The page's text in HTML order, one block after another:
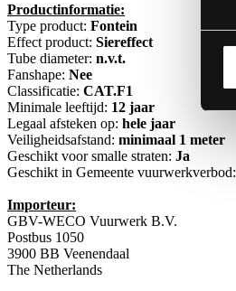
Productinformatie:
Type product: Fontein
Effect product: Siereffect
Tube diameter: n.v.t.
Fanshape: Nee
Classificatie: CAT.F1
Minimale leeftijd: 12 jaar
Legaal afsteken op: hele jaar
Veiligheidsafstand: minimaal 1 meter
Geschikt voor smalle straten: Ja
Geschikt in Gemeente vuurwerkverbod:
Importeur:
GBV-WECO Vuurwerk B.V.
Postbus 1050
3900 BB Veenendaal
The Netherlands